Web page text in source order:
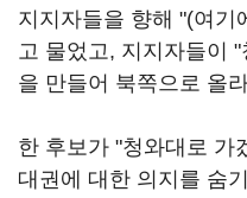
지지자들을 향해 "(여기
고 물었고, 지지자들이
을 만들어 북쪽으로 올
한 후보가 "청와대로 가
대권에 대한 의지를 숨